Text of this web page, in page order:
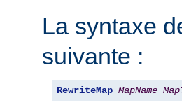
La syntaxe
suivante :
RewriteMap MapName